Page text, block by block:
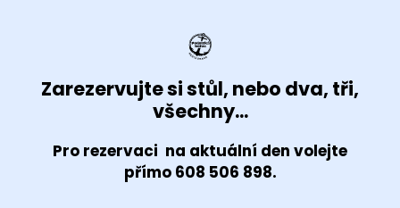
Zarezervujte si stůl, nebo dva, tři,
všechny...
Pro rezervaci na aktuální den volejte
přímo 608 506 898.